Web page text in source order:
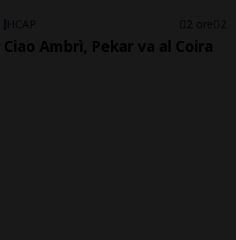
HCAP 2 ore 2
Ciao Ambrì, Pekar va al Coira